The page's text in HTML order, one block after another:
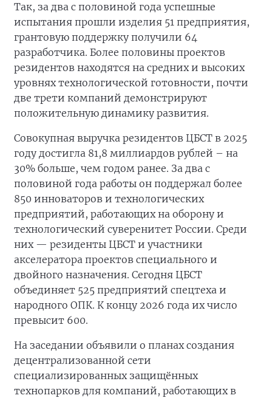
Так, за два с половиной года успешные
испытания прошли изделия 51 предприятия,
грантовую поддержку получили 64
разработчика. Более половины проектов
резидентов находятся на средних и высоких
уровнях технологической готовности, почти
две трети компаний демонстрируют
положительную динамику развития.
Совокупная выручка резидентов ЦБСТ в 2025
году достигла 81,8 миллиардов рублей – на
30% больше, чем годом ранее. За два с
половиной года работы он поддержал более
850 инноваторов и технологических
предприятий, работающих на оборону и
технологический суверенитет России. Среди
них — резиденты ЦБСТ и участники
акселератора проектов специального и
двойного назначения. Сегодня ЦБСТ
объединяет 525 предприятий спецтеха и
народного ОПК. К концу 2026 года их число
превысит 600.
На заседании объявили о планах создания
децентрализованной сети
специализированных защищённых
технопарков для компаний, работающих в